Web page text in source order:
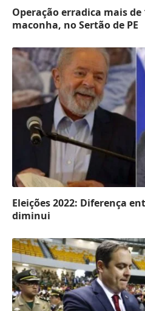
Operação erradica mais de
maconha, no Sertão de PE
Eleições 2022: Diferença
diminui